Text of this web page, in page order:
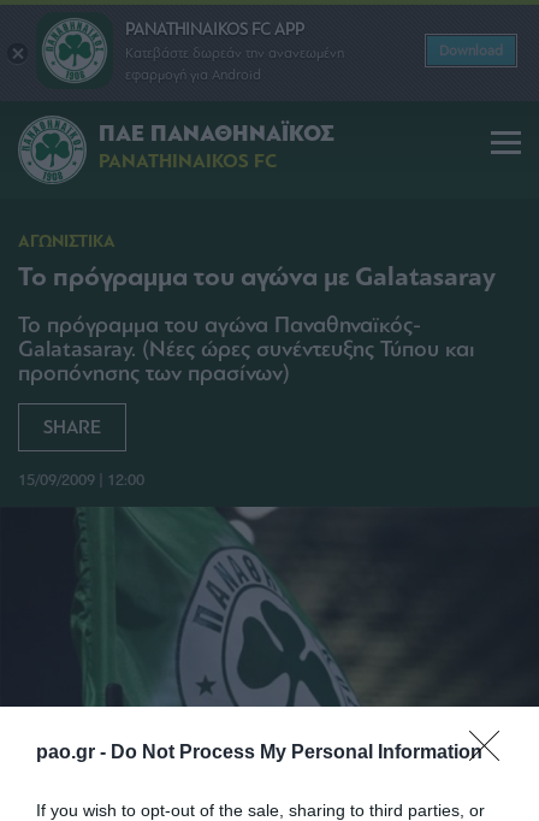
pao.gr - Do Not Process My Personal Information
If you wish to opt-out of the sale, sharing to third parties, or
PANATHINAIKOS FC APP
Κατεβάστε δωρεάν την ανανεωμένη
εφαρμογή για Android
Download
ΠΑΕ ΠΑΝΑΘΗΝΑΪΚΟΣ
PANATHINAIKOS FC
ΑΓΩΝΙΣΤΙΚΑ
To πρόγραμμα του αγώνα με Galatasaray
Το πρόγραμμα του αγώνα Παναθηναϊκός-
Galatasaray. (Νέες ώρες συνέντευξης Τύπου και
προπόνησης των πρασίνων)
SHARE
15/09/2009 | 12:00